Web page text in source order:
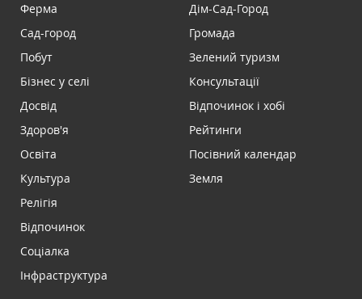
Ферма
Сад-город
Побут
Бізнес у селі
Досвід
Здоров'я
Освіта
Культура
Релігія
Відпочинок
Соціалка
Інфраструктура
Дім-Сад-Город
Громада
Зелений туризм
Консультації
Відпочинок і хобі
Рейтинги
Посівний календар
Земля